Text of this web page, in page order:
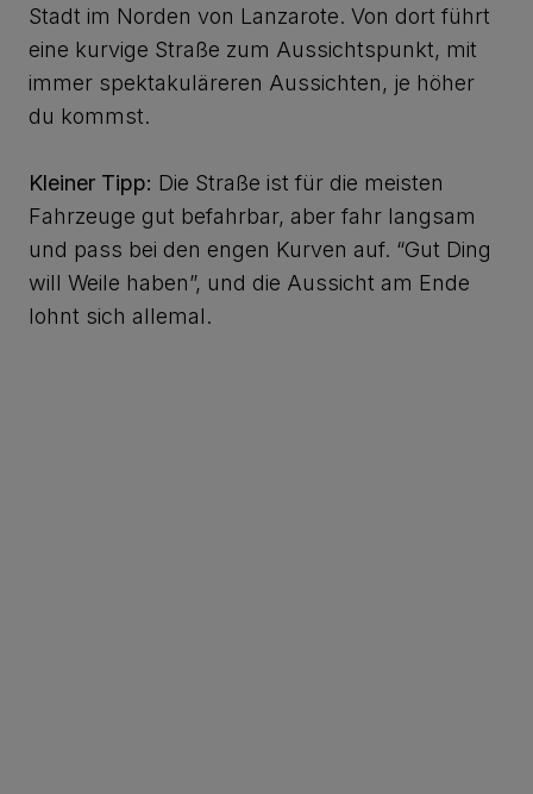
Stadt im Norden von Lanzarote. Von dort führt
eine kurvige Straße zum Aussichtspunkt, mit
immer spektakuläreren Aussichten, je höher
du kommst.
Kleiner Tipp: Die Straße ist für die meisten
Fahrzeuge gut befahrbar, aber fahr langsam
und pass bei den engen Kurven auf. “Gut Ding
will Weile haben”, und die Aussicht am Ende
lohnt sich allemal.